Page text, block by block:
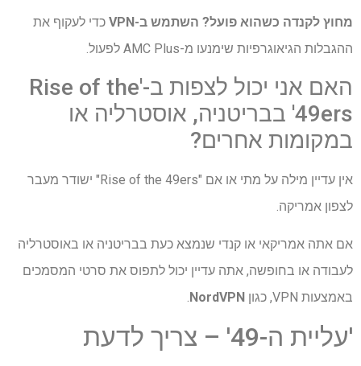
מחוץ לקנדה כשהוא פועל? השתמש ב-VPN
כדי לעקוף את
ההגבלות הגיאוגרפיות שימנעו מ-AMC Plus לפעול.
האם אני יכול לצפות ב-'Rise of the
49ers' בבריטניה, אוסטרליה או
במקומות אחרים?
אין עדיין מילה על מתי או אם "Rise of the 49ers" ישודר מעבר
לצפון אמריקה.
אם אתה אמריקאי או קנדי ​​שנמצא כעת בבריטניה או באוסטרליה
לעבודה או בחופשה, אתה עדיין יכול לתפוס את סרטי המסמכים
באמצעות VPN, כגון
NordVPN
.
'עליית ה-49' – צריך לדעת